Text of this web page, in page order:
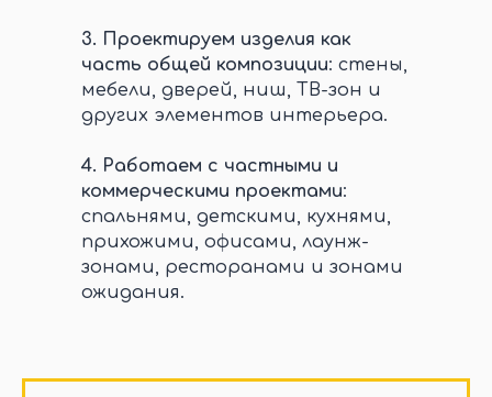
3. Проектируем изделия как
часть общей композиции: стены,
мебели, дверей, ниш, ТВ-зон и
других элементов интерьера.
4. Работаем с частными и
коммерческими проектами:
спальнями, детскими, кухнями,
прихожими, офисами, лаунж-
зонами, ресторанами и зонами
ожидания.